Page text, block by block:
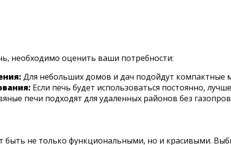
необходимо оценить ваши потребности:
Для небольших домов и дач подойдут компактные
Если печь будет использоваться постоянно,
печи подходят для удаленных районов без
быть не только функциональными, но и красивыми.